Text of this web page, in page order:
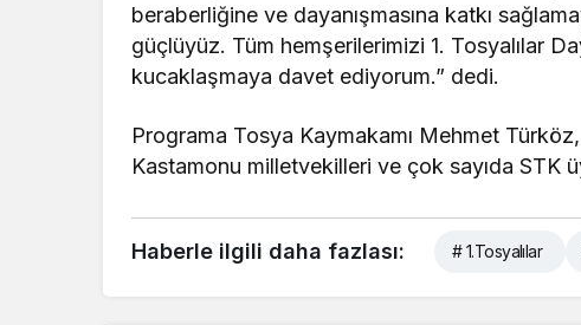
beraberliğine ve dayanışmasına katkı
güçlüyüz. Tüm hemşerilerimizi 1. Tosyalılar
kucaklaşmaya davet ediyorum.” dedi.
Programa Tosya Kaymakamı Mehmet
Kastamonu milletvekilleri ve çok sayıda STK
Haberle ilgili daha fazlası: # 1.Tosyalılar